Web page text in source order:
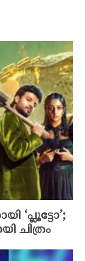
‘പ്ലൂട്ടോ’;
ചിത്രം